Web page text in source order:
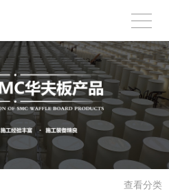
查看分类